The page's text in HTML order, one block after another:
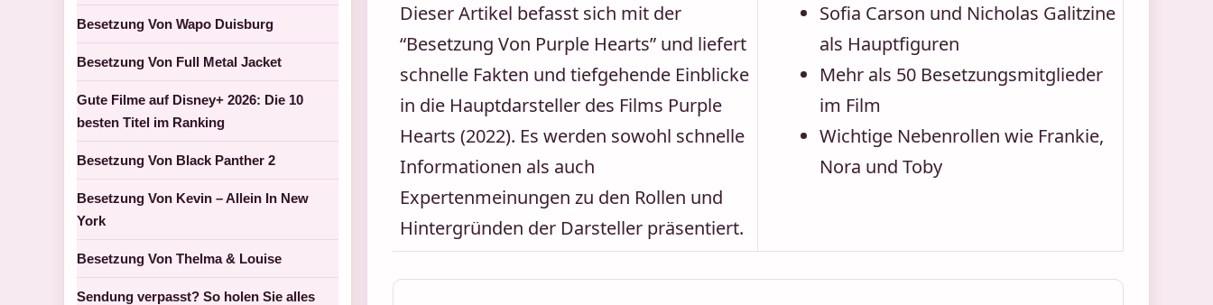
Dieser Artikel befasst sich mit der
“Besetzung Von Purple Hearts” und liefert
schnelle Fakten und tiefgehende Einblicke
in die Hauptdarsteller des Films Purple
Hearts (2022). Es werden sowohl schnelle
Informationen als auch
Expertenmeinungen zu den Rollen und
Hintergründen der Darsteller präsentiert.
Sofia Carson und Nicholas Galitzine
als Hauptfiguren
Mehr als 50 Besetzungsmitglieder
im Film
Wichtige Nebenrollen wie Frankie,
Nora und Toby
Besetzung Von Wapo Duisburg
Besetzung Von Full Metal Jacket
Gute Filme auf Disney+ 2026: Die 10
besten Titel im Ranking
Besetzung Von Black Panther 2
Besetzung Von Kevin – Allein In New
York
Besetzung Von Thelma & Louise
Sendung verpasst? So holen Sie alles